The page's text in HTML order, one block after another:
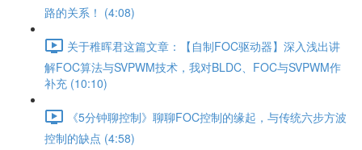
路的关系！ (4:08)
关于稚晖君这篇文章：【自制FOC驱动器】深入浅出讲
解FOC算法与SVPWM技术，我对BLDC、FOC与SVPWM作
补充 (10:10)
《5分钟聊控制》聊聊FOC控制的缘起，与传统六步方波
控制的缺点 (4:58)